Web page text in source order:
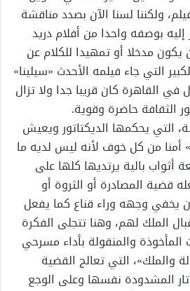
ولكننا لسنا الآن بصدد مناقشة
إليه بوصفه واحدا من أفلام دريد
يكون مدخلا أو تمهيدا للكلام عن
التي جاء فيلمه الأحدث «سيلينا»
في القاهرة كان قريبا جدا ولا تزال
الثقافة حاضرة وقوية.
التي يحكمها الديكتاتور ويعيش
أمنا من كل خوف لأنه ليس لديه ما
أثواب بالية يرتديها كلها على
قضية المصادرة أو الثروة أو
يخفي وجهه وراء قناع كما يفعل
الملك لهم، وهنا تتجلى الفكرة
المأخوذة والمنقولة بأداء مسرحي
والملك»، التي تعالج القضية
المشدودة نفسها وعلى الوجع